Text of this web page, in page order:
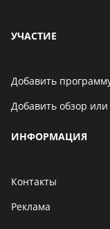
УЧАСТИЕ
Добавить
Добавить обзор
ИНФОРМАЦИЯ
Контакты
Реклама